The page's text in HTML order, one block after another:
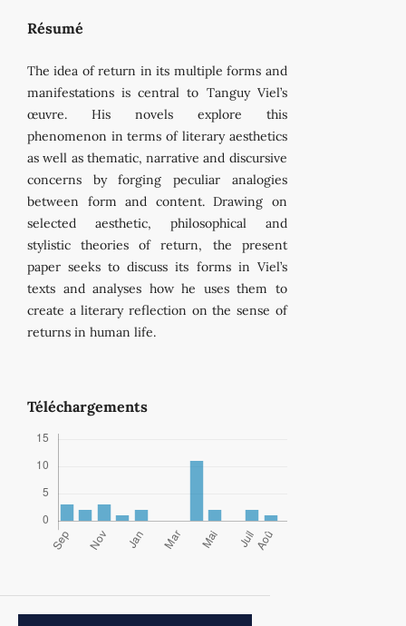
Résumé
The idea of return in its multiple forms and
manifestations is central to Tanguy Viel’s
œuvre. His novels explore this
phenomenon in terms of literary aesthetics
as well as thematic, narrative and discursive
concerns by forging peculiar analogies
between form and content. Drawing on
selected aesthetic, philosophical and
stylistic theories of return, the present
paper seeks to discuss its forms in Viel’s
texts and analyses how he uses them to
create a literary reflection on the sense of
returns in human life.
Téléchargements